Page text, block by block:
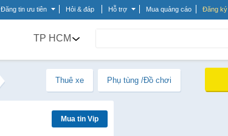
Đăng tin ưu tiên Hỏi & đáp Hỗ trợ Mua quảng cáo Đăng ký
TP HCM
Thuê xe Phụ tùng /Đồ chơi
Mua tin Vip